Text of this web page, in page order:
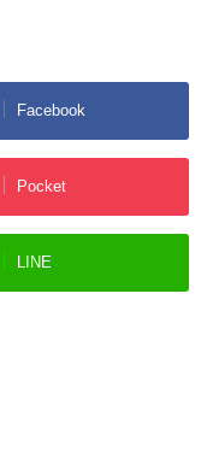
Facebook
Pocket
LINE